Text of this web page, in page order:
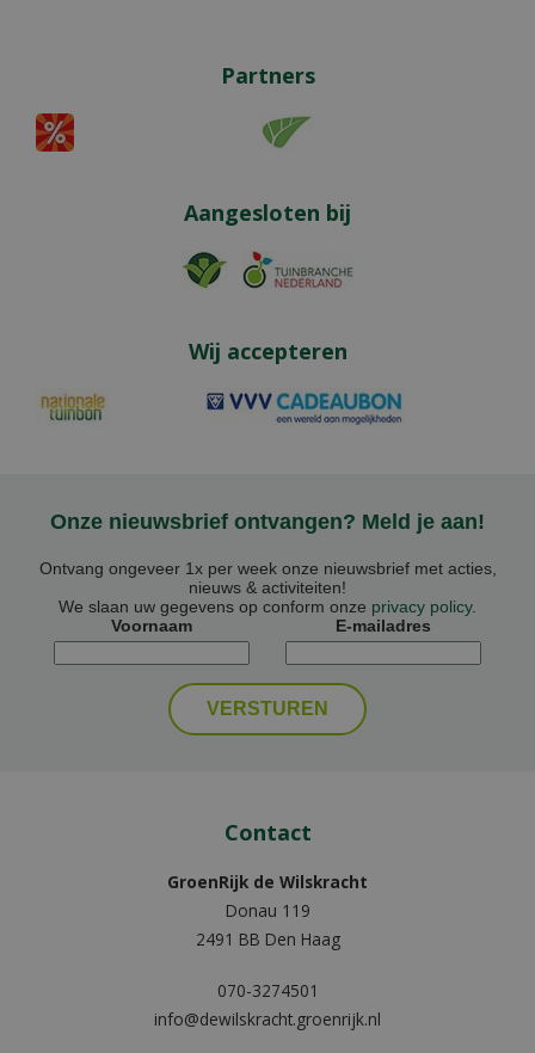
Partners
Aangesloten bij
Wij accepteren
Onze nieuwsbrief ontvangen? Meld je aan!
Ontvang ongeveer 1x per week onze nieuwsbrief met acties,
nieuws & activiteiten!
We slaan uw gegevens op conform onze privacy policy.
Voornaam
E-mailadres
Contact
GroenRijk de Wilskracht
Donau 119
2491 BB Den Haag
070-3274501
info@dewilskracht.groenrijk.nl